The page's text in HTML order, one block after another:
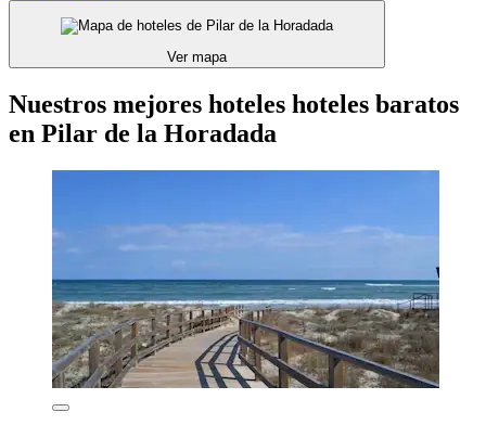
Ver mapa
Nuestros mejores hoteles hoteles baratos
en Pilar de la Horadada